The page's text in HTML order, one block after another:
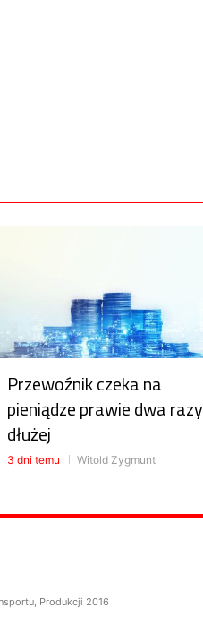
Przewoźnik czeka na
pieniądze prawie dwa razy
dłużej
3 dni temu Witold Zygmunt
Produkcji 2016